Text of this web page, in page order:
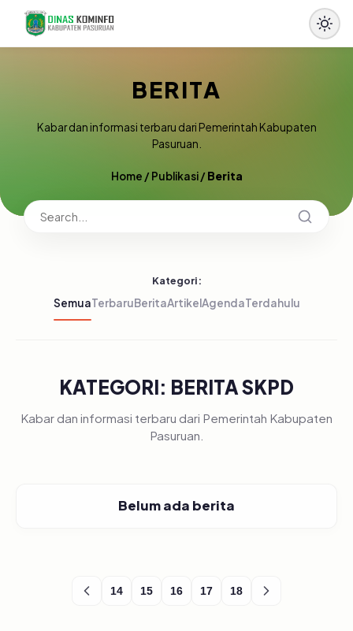
BERITA
Kabar dan informasi terbaru dari Pemerintah Kabupaten
Pasuruan.
Home /Publikasi/Berita
Kategori:
SemuaTerbaruBeritaArtikelAgendaTerdahulu
KATEGORI: BERITA SKPD
Kabar dan informasi terbaru dari Pemerintah Kabupaten
Pasuruan.
Belum ada berita
14 15 16 17 18